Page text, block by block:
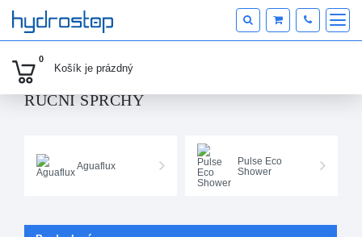
0
Košík je prázdný
RUČNÍ SPRCHY
Aguaflux
Pulse Eco
Shower